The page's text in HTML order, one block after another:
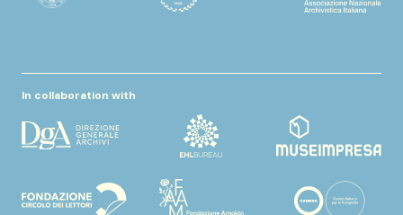
In collaboration with